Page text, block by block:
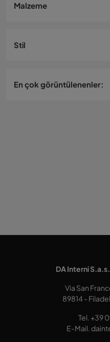
Malzeme
Stil
En çok görüntülenenler:
DA Interni
Via San
89814 -
Tel.+39
E-Mail.